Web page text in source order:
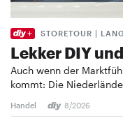
STORETOUR |
Lekker DIY
Auch wenn der
kommt: Die
Handel 8/2026